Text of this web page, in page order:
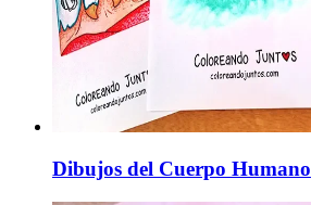
Dibujos del Cuerpo Humano